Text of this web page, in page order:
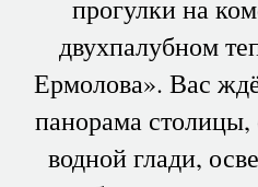
прогулки на
двухпалубном
Ермолова». Вас
панорама
водной глади,